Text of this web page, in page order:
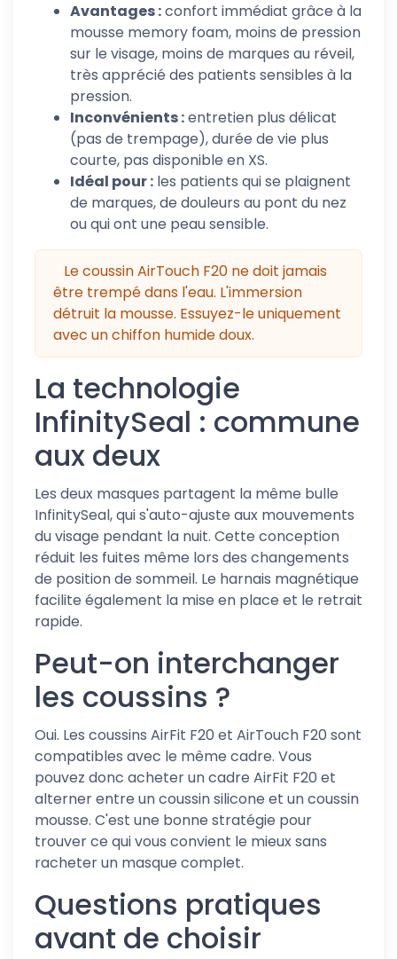
Avantages :confort immédiat grâce à la
mousse memory foam, moins de pression
sur le visage, moins de marques au réveil,
très apprécié des patients sensibles à la
pression.
Inconvénients :entretien plus délicat
(pas de trempage), durée de vie plus
courte, pas disponible en XS.
Idéal pour : les patients qui se plaignent
de marques, de douleurs au pont du nez
ou qui ont une peau sensible.
Le coussin AirTouch F20 ne doit jamais
être trempé dans l'eau. L'immersion
détruit la mousse. Essuyez-le uniquement
avec un chiffon humide doux.
La technologie
InfinitySeal : commune
aux deux
Les deux masques partagent la même bulle
InfinitySeal, qui s'auto-ajuste aux mouvements
du visage pendant la nuit. Cette conception
réduit les fuites même lors des changements
de position de sommeil. Le harnais magnétique
facilite également la mise en place et le retrait
rapide.
Peut-on interchanger
les coussins ?
Oui. Les coussins AirFit F20 et AirTouch F20 sont
compatibles avec le même cadre. Vous
pouvez donc acheter un cadre AirFit F20 et
alterner entre un coussin silicone et un coussin
mousse. C'est une bonne stratégie pour
trouver ce qui vous convient le mieux sans
racheter un masque complet.
Questions pratiques
avant de choisir